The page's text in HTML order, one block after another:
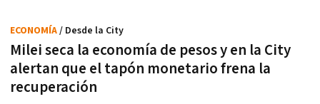
Milei seca la economía de pesos y en la City
alertan que el tapón monetario frena la
recuperación
ECONOMÍA/ Desde la City